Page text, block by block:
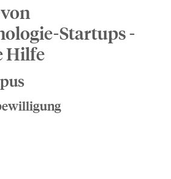
Startups -
Hilfe